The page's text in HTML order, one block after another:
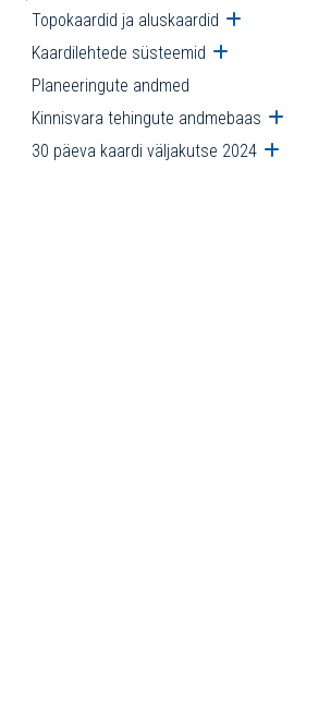
Topokaardid ja aluskaardid Ava
Kaardilehtede süsteemid Ava
Planeeringute andmed
Kinnisvara tehingute andmebaas Ava
30 päeva kaardi väljakutse 2024 Ava